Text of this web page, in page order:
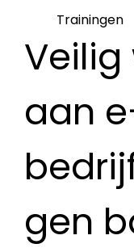
Trainingen
Veilig
aan
gen